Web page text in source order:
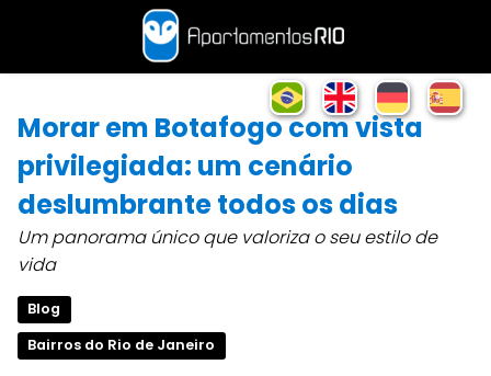
Morar em Botafogo com vista
privilegiada: um cenário
deslumbrante todos os dias
Um panorama único que valoriza o seu estilo de
vida
Blog
Bairros do Rio de Janeiro